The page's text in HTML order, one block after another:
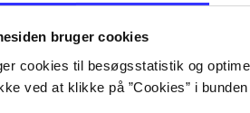
bruger cookies
cookies til besøgsstatistik og
ved at klikke på ”Cookies” i